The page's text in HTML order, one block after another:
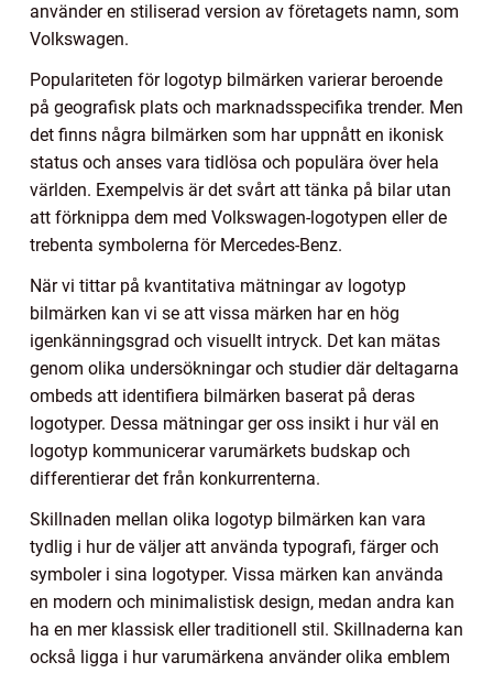
använder en stiliserad version av företagets namn, som
Volkswagen.
Populariteten för logotyp bilmärken varierar beroende
på geografisk plats och marknadsspecifika trender. Men
det finns några bilmärken som har uppnått en ikonisk
status och anses vara tidlösa och populära över hela
världen. Exempelvis är det svårt att tänka på bilar utan
att förknippa dem med Volkswagen-logotypen eller de
trebenta symbolerna för Mercedes-Benz.
När vi tittar på kvantitativa mätningar av logotyp
bilmärken kan vi se att vissa märken har en hög
igenkänningsgrad och visuellt intryck. Det kan mätas
genom olika undersökningar och studier där deltagarna
ombeds att identifiera bilmärken baserat på deras
logotyper. Dessa mätningar ger oss insikt i hur väl en
logotyp kommunicerar varumärkets budskap och
differentierar det från konkurrenterna.
Skillnaden mellan olika logotyp bilmärken kan vara
tydlig i hur de väljer att använda typografi, färger och
symboler i sina logotyper. Vissa märken kan använda
en modern och minimalistisk design, medan andra kan
ha en mer klassisk eller traditionell stil. Skillnaderna kan
också ligga i hur varumärkena använder olika emblem